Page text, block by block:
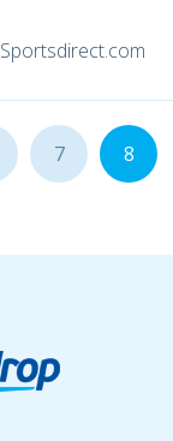
Sportsdirect.com
7 8